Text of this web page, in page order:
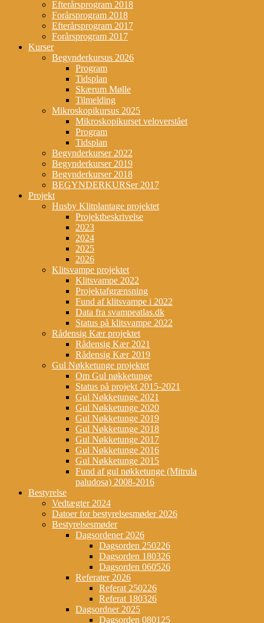
Efterårsprogram 2018
Forårsprogram 2018
Efterårsprogram 2017
Forårsprogram 2017
Kurser
Begynderkursus 2026
Program
Tidsplan
Skærum Mølle
Tilmelding
Mikroskopikursus 2025
Mikroskopikurset veloverstået
Program
Tidsplan
Begynderkurser 2022
Begynderkurser 2019
Begynderkurser 2018
BEGYNDERKURSer 2017
Projekt
Husby Klitplantage projektet
Projektbeskrivelse
2023
2024
2025
2026
Klitsvampe projektet
Klitsvampe 2022
Projektafgrænsning
Fund af klitsvampe i 2022
Data fra svampeatlas.dk
Status på klitsvampe 2022
Rådensig Kær projektet
Rådensig Kær 2021
Rådensig Kær 2019
Gul Nøkketunge projektet
Om Gul nøkketunge
Status på projekt 2015-2021
Gul Nøkketunge 2021
Gul Nøkketunge 2020
Gul Nøkketunge 2019
Gul Nøkketunge 2018
Gul Nøkketunge 2017
Gul Nøkketunge 2016
Gul Nøkketunge 2015
Fund af gul nøkketunge (Mitrula
paludosa) 2008-2016
Bestyrelse
Vedtægter 2024
Datoer for bestyrelsesmøder 2026
Bestyrelsesmøder
Dagsordener 2026
Dagsorden 250226
Dagsorden 180326
Dagsorden 060526
Referater 2026
Referat 250226
Referat 180326
Dagsordner 2025
Dagsorden 080125